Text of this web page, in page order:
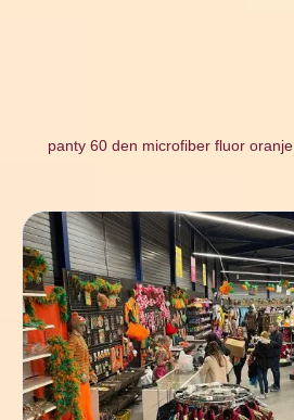
panty 60 den microfiber fluor